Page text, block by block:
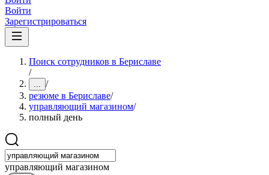
Войти
Зарегистрироваться
Поиск сотрудников в Бериславе
/
... /
резюме в Бериславе/
управляющий магазином/
полный день
управляющий магазином